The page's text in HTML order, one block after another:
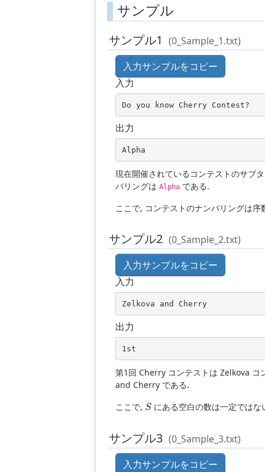
サンプル
サンプル1
(0_Sample_1.txt)
入力サンプルをコピー
入力
Do you know Cherry Contest?
出力
Alpha
現在開催されているコンテストのサブ
バリングは Alpha である.
ここで, コンテストのナンバリングは
サンプル2 (0_Sample_2.txt)
入力サンプルをコピー
入力
Zelkova and Cherry
出力
1st
第1回 Cherry コンテストは Zelkova コ
and Cherry である.
ここで, S
Sにある空白の数は一定ではな
サンプル3 (0_Sample_3.txt)
入力サンプルをコピー